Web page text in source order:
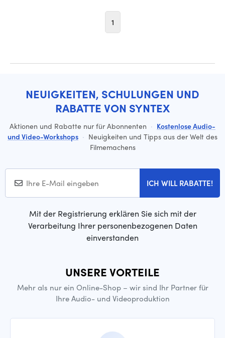
1
NEUIGKEITEN, SCHULUNGEN UND
RABATTE VON SYNTEX
Aktionen und Rabatte nur für Abonnenten · Kostenlose Audio-
und Video-Workshops · Neuigkeiten und Tipps aus der Welt des
Filmemachens
ICH WILL RABATTE!
Mit der Registrierung erklären Sie sich mit der
Verarbeitung Ihrer personenbezogenen Daten
einverstanden
UNSERE VORTEILE
Mehr als nur ein Online-Shop – wir sind Ihr Partner für
Ihre Audio- und Videoproduktion